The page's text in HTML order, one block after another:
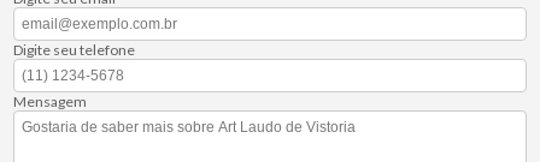
Digite seu telefone
Mensagem